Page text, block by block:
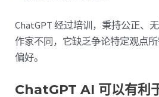
ChatGPT 经过培训，秉持公正、
作家不同，它缺乏争论特定观点
偏好。
ChatGPT AI 可以有利